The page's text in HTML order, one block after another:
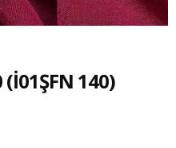
(İ01ŞFN 140)